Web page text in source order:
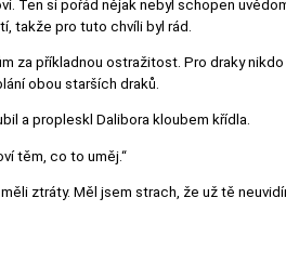
Ten si pořád nějak nebyl schopen
takže pro tuto chvíli byl rád.
za příkladnou ostražitost. Pro draky
obou starších draků.
a propleskl Dalibora kloubem křídla.
těm, co to uměj.“
ztráty. Měl jsem strach, že už tě